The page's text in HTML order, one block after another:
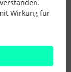
virtuellen
Wirkung für